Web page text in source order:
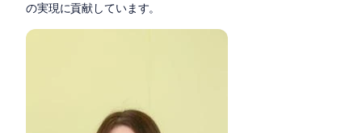
の実現に貢献しています。